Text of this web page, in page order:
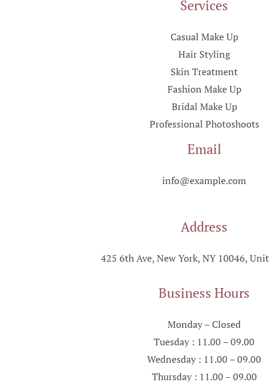
Services
Casual Make Up
Hair Styling
Skin Treatment
Fashion Make Up
Bridal Make Up
Professional Photoshoots
Email
info@example.com
Address
425 6th Ave, New York, NY 10046,
Business Hours
Monday – Closed
Tuesday : 11.00 – 09.00
Wednesday : 11.00 – 09.00
Thursday : 11.00 – 09.00